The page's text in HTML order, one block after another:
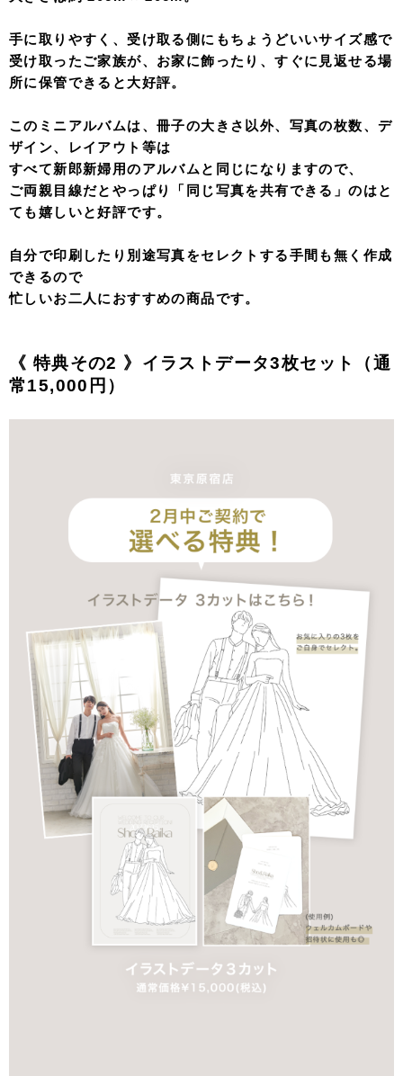
手に取りやすく、受け取る側にもちょうどいいサイズ感で
受け取ったご家族が、お家に飾ったり、すぐに見返せる場
所に保管できると大好評。
このミニアルバムは、冊子の大きさ以外、写真の枚数、デ
ザイン、レイアウト等は
すべて新郎新婦用のアルバムと同じになりますので、
ご両親目線だとやっぱり「同じ写真を共有できる」のはと
ても嬉しいと好評です。
自分で印刷したり別途写真をセレクトする手間も無く作成
できるので
忙しいお二人におすすめの商品です。
《 特典その2 》イラストデータ3枚セット（通
常15,000円）